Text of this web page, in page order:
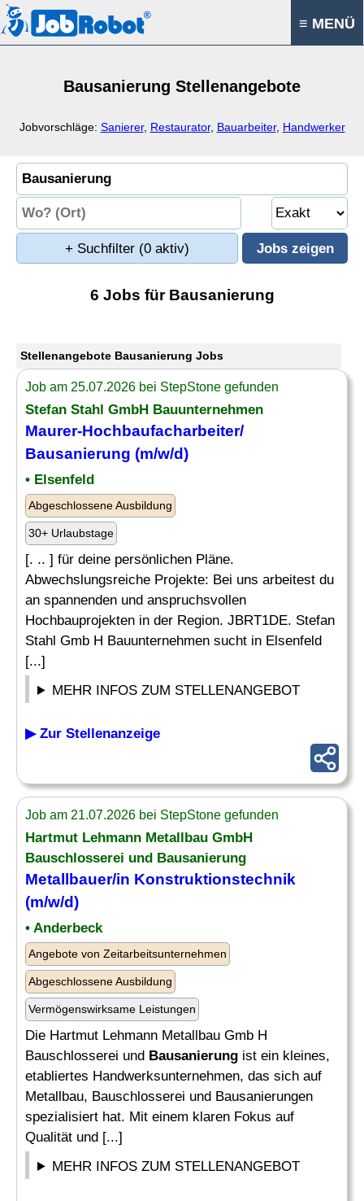
≡ MENÜ
Bausanierung Stellenangebote
Jobvorschläge: Sanierer, Restaurator, Bauarbeiter, Handwerker
+ Suchfilter (0 aktiv)
6 Jobs für Bausanierung
Stellenangebote Bausanierung Jobs
Job am 25.07.2026 bei StepStone gefunden
Stefan Stahl GmbH Bauunternehmen
Maurer-Hochbaufacharbeiter/
Bausanierung (m/w/d)
• Elsenfeld
Abgeschlossene Ausbildung
30+ Urlaubstage
[. .. ] für deine persönlichen Pläne.
Abwechslungsreiche Projekte: Bei uns arbeitest du
an spannenden und anspruchsvollen
Hochbauprojekten in der Region. JBRT1DE. Stefan
Stahl Gmb H Bauunternehmen sucht in Elsenfeld
[...]
MEHR INFOS ZUM STELLENANGEBOT
▶ Zur Stellenanzeige
Job am 21.07.2026 bei StepStone gefunden
Hartmut Lehmann Metallbau GmbH
Bauschlosserei und Bausanierung
Metallbauer/in Konstruktionstechnik
(m/w/d)
• Anderbeck
Angebote von Zeitarbeitsunternehmen
Abgeschlossene Ausbildung
Vermögenswirksame Leistungen
Die Hartmut Lehmann Metallbau Gmb H
Bauschlosserei und Bausanierung ist ein kleines,
etabliertes Handwerksunternehmen, das sich auf
Metallbau, Bauschlosserei und Bausanierungen
spezialisiert hat. Mit einem klaren Fokus auf
Qualität und [...]
MEHR INFOS ZUM STELLENANGEBOT